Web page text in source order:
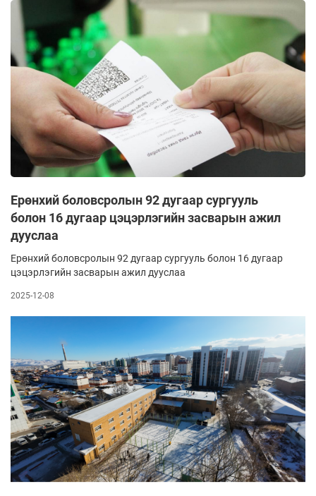
Ерөнхий боловсролын 92 дугаар сургууль
болон 16 дугаар цэцэрлэгийн засварын ажил
дууслаа
Ерөнхий боловсролын 92 дугаар сургууль болон 16 дугаар
цэцэрлэгийн засварын ажил дууслаа
2025-12-08